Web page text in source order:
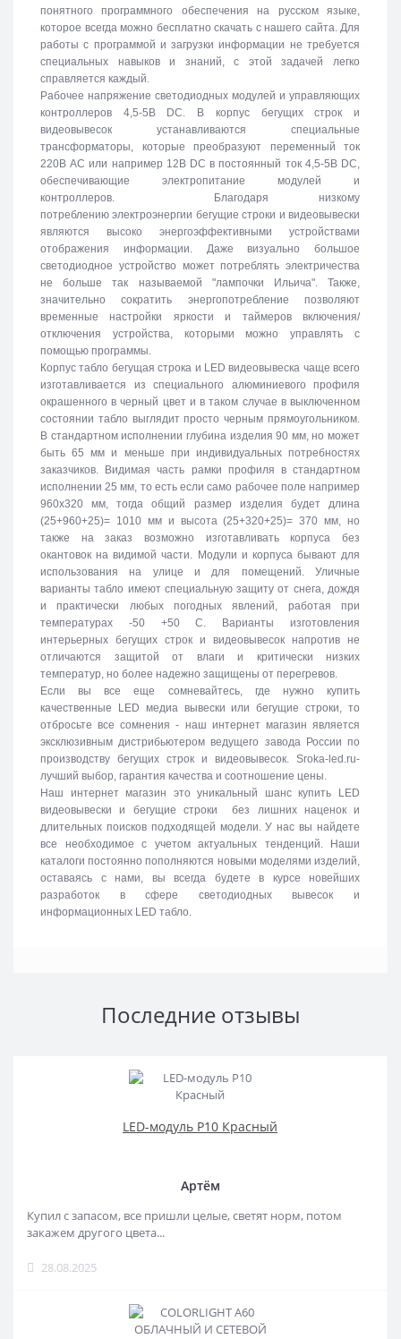
понятного программного обеспечения на русском языке,
которое всегда можно бесплатно скачать с нашего сайта. Для
работы с программой и загрузки информации не требуется
специальных навыков и знаний, с этой задачей легко
справляется каждый.
Рабочее напряжение светодиодных модулей и управляющих
контроллеров 4,5-5В DC. В корпус бегущих строк и
видеовывесок устанавливаются специальные
трансформаторы, которые преобразуют переменный ток
220В АС или например 12В DC в постоянный ток 4,5-5В DC,
обеспечивающие электропитание модулей и
контроллеров. Благодаря низкому
потреблению электроэнергии бегущие строки и видеовывески
являются высоко энергоэффективными устройствами
отображения информации. Даже визуально большое
светодиодное устройство может потреблять электричества
не больше так называемой "лампочки Ильича". Также,
значительно сократить энергопотребление позволяют
временные настройки яркости и таймеров включения/
отключения устройства, которыми можно управлять с
помощью программы.
Корпус табло бегущая строка и LED видеовывеска чаще всего
изготавливается из специального алюминиевого профиля
окрашенного в черный цвет и в таком случае в выключенном
состоянии табло выглядит просто черным прямоугольником.
В стандартном исполнении глубина изделия 90 мм, но может
быть 65 мм и меньше при индивидуальных потребностях
заказчиков. Видимая часть рамки профиля в стандартном
исполнении 25 мм, то есть если само рабочее поле например
960х320 мм, тогда общий размер изделия будет длина
(25+960+25)= 1010 мм и высота (25+320+25)= 370 мм, но
также на заказ возможно изготавливать корпуса без
окантовок на видимой части. Модули и корпуса бывают для
использования на улице и для помещений. Уличные
варианты табло имеют специальную защиту от снега, дождя
и практически любых погодных явлений, работая при
температурах -50 +50 C. Варианты изготовления
интерьерных бегущих строк и видеовывесок напротив не
отличаются защитой от влаги и критически низких
температур, но более надежно защищены от перегревов.
Если вы все еще сомневайтесь, где нужно купить
качественные LED медиа вывески или бегущие строки, то
отбросьте все сомнения - наш интернет магазин является
эксклюзивным дистрибьютером ведущего завода России по
производству бегущих строк и видеовывесок. Sroka-led.ru-
лучший выбор, гарантия качества и соотношение цены.
Наш интернет магазин это уникальный шанс купить LED
видеовывески и бегущие строки без лишних наценок и
длительных поисков подходящей модели. У нас вы найдете
все необходимое с учетом актуальных тенденций. Наши
каталоги постоянно пополняются новыми моделями изделий,
оставаясь с нами, вы всегда будете в курсе новейших
разработок в сфере светодиодных вывесок и
информационных LED табло.
Последние отзывы
LED-модуль P10 Красный
Артём
Купил с запасом, все пришли целые, светят норм, потом
закажем другого цвета...
28.08.2025